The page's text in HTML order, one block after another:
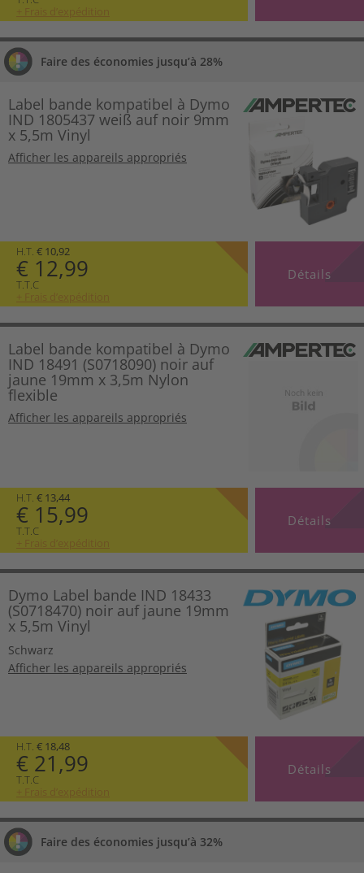
+ Frais d’expédition
Faire des économies jusqu’à 28%
Label bande kompatibel à Dymo
IND 1805437 weiß auf noir 9mm
x 5,5m Vinyl
Afficher les appareils appropriés
H.T. € 10,92
€ 12,99
T.T.C
+ Frais d’expédition
Détails
Label bande kompatibel à Dymo
IND 18491 (S0718090) noir auf
jaune 19mm x 3,5m Nylon
flexible
Afficher les appareils appropriés
H.T. € 13,44
€ 15,99
T.T.C
+ Frais d’expédition
Détails
Dymo Label bande IND 18433
(S0718470) noir auf jaune 19mm
x 5,5m Vinyl
Schwarz
Afficher les appareils appropriés
H.T. € 18,48
€ 21,99
T.T.C
+ Frais d’expédition
Détails
Faire des économies jusqu’à 32%